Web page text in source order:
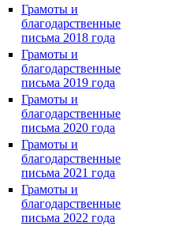
Грамоты и
благодарственные
письма 2018 года
Грамоты и
благодарственные
письма 2019 года
Грамоты и
благодарственные
письма 2020 года
Грамоты и
благодарственные
письма 2021 года
Грамоты и
благодарственные
письма 2022 года